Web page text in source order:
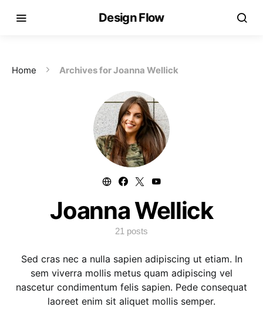
Design Flow
Home Archives for Joanna Wellick
Joanna Wellick
21 posts
Sed cras nec a nulla sapien adipiscing ut etiam. In
sem viverra mollis metus quam adipiscing vel
nascetur condimentum felis sapien. Pede consequat
laoreet enim sit aliquet mollis semper.